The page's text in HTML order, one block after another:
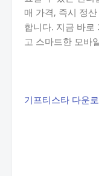
매 가격, 즉시 정
합니다. 지금 바로
고 스마트한 모바
기프티스타 다운